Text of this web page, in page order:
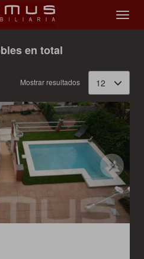
en total
Mostrar resultados 12